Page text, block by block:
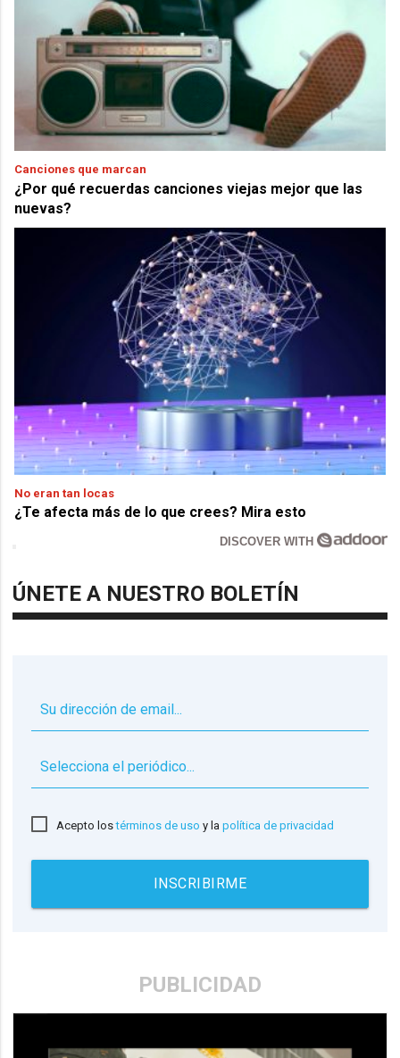
Canciones que marcan
¿Por qué recuerdas canciones viejas mejor que las
nuevas?
No eran tan locas
¿Te afecta más de lo que crees? Mira esto
DISCOVER WITH
ÚNETE A NUESTRO BOLETÍN
Acepto lostérminos de uso y lapolítica de privacidad
INSCRIBIRME
PUBLICIDAD